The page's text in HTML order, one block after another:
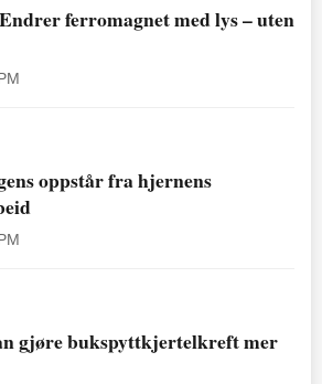
ferromagnet med lys – uten
oppstår fra hjernens
gjøre bukspyttkjertelkreft mer